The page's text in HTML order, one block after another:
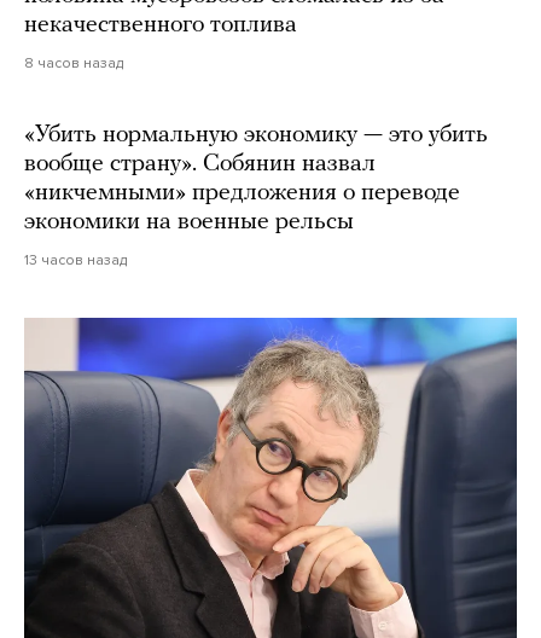
некачественного топлива
8 часов назад
«Убить нормальную экономику — это убить
вообще страну». Собянин назвал
«никчемными» предложения о переводе
экономики на военные рельсы
13 часов назад